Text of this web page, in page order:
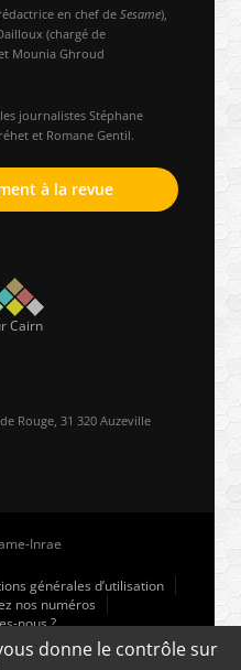
en chef de Sesame),
(chargé de
Mounia Ghroud
journalistes Stéphane
et Romane Gentil.
à la revue
Cairn
Rouge, 31 320 Auzeville
Inrae
générales d’utilisation
nos numéros
nous ?
donne le contrôle sur